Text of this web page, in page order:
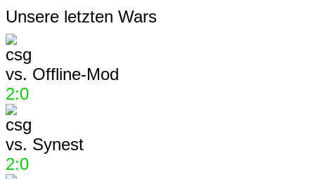
Unsere letzten Wars
vs. Offline-Mod
2:0
vs. Synest
2:0